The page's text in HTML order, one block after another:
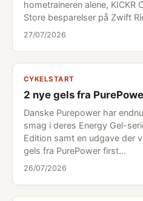
hometraineren alene, KICKR
Store besparelser på Zwift
27/07/2026
CYKELSTART
2 nye gels fra
Danske Purepower har
smag i deres Energy Gel-
Edition samt en udgave der
gels fra PurePower first…
26/07/2026